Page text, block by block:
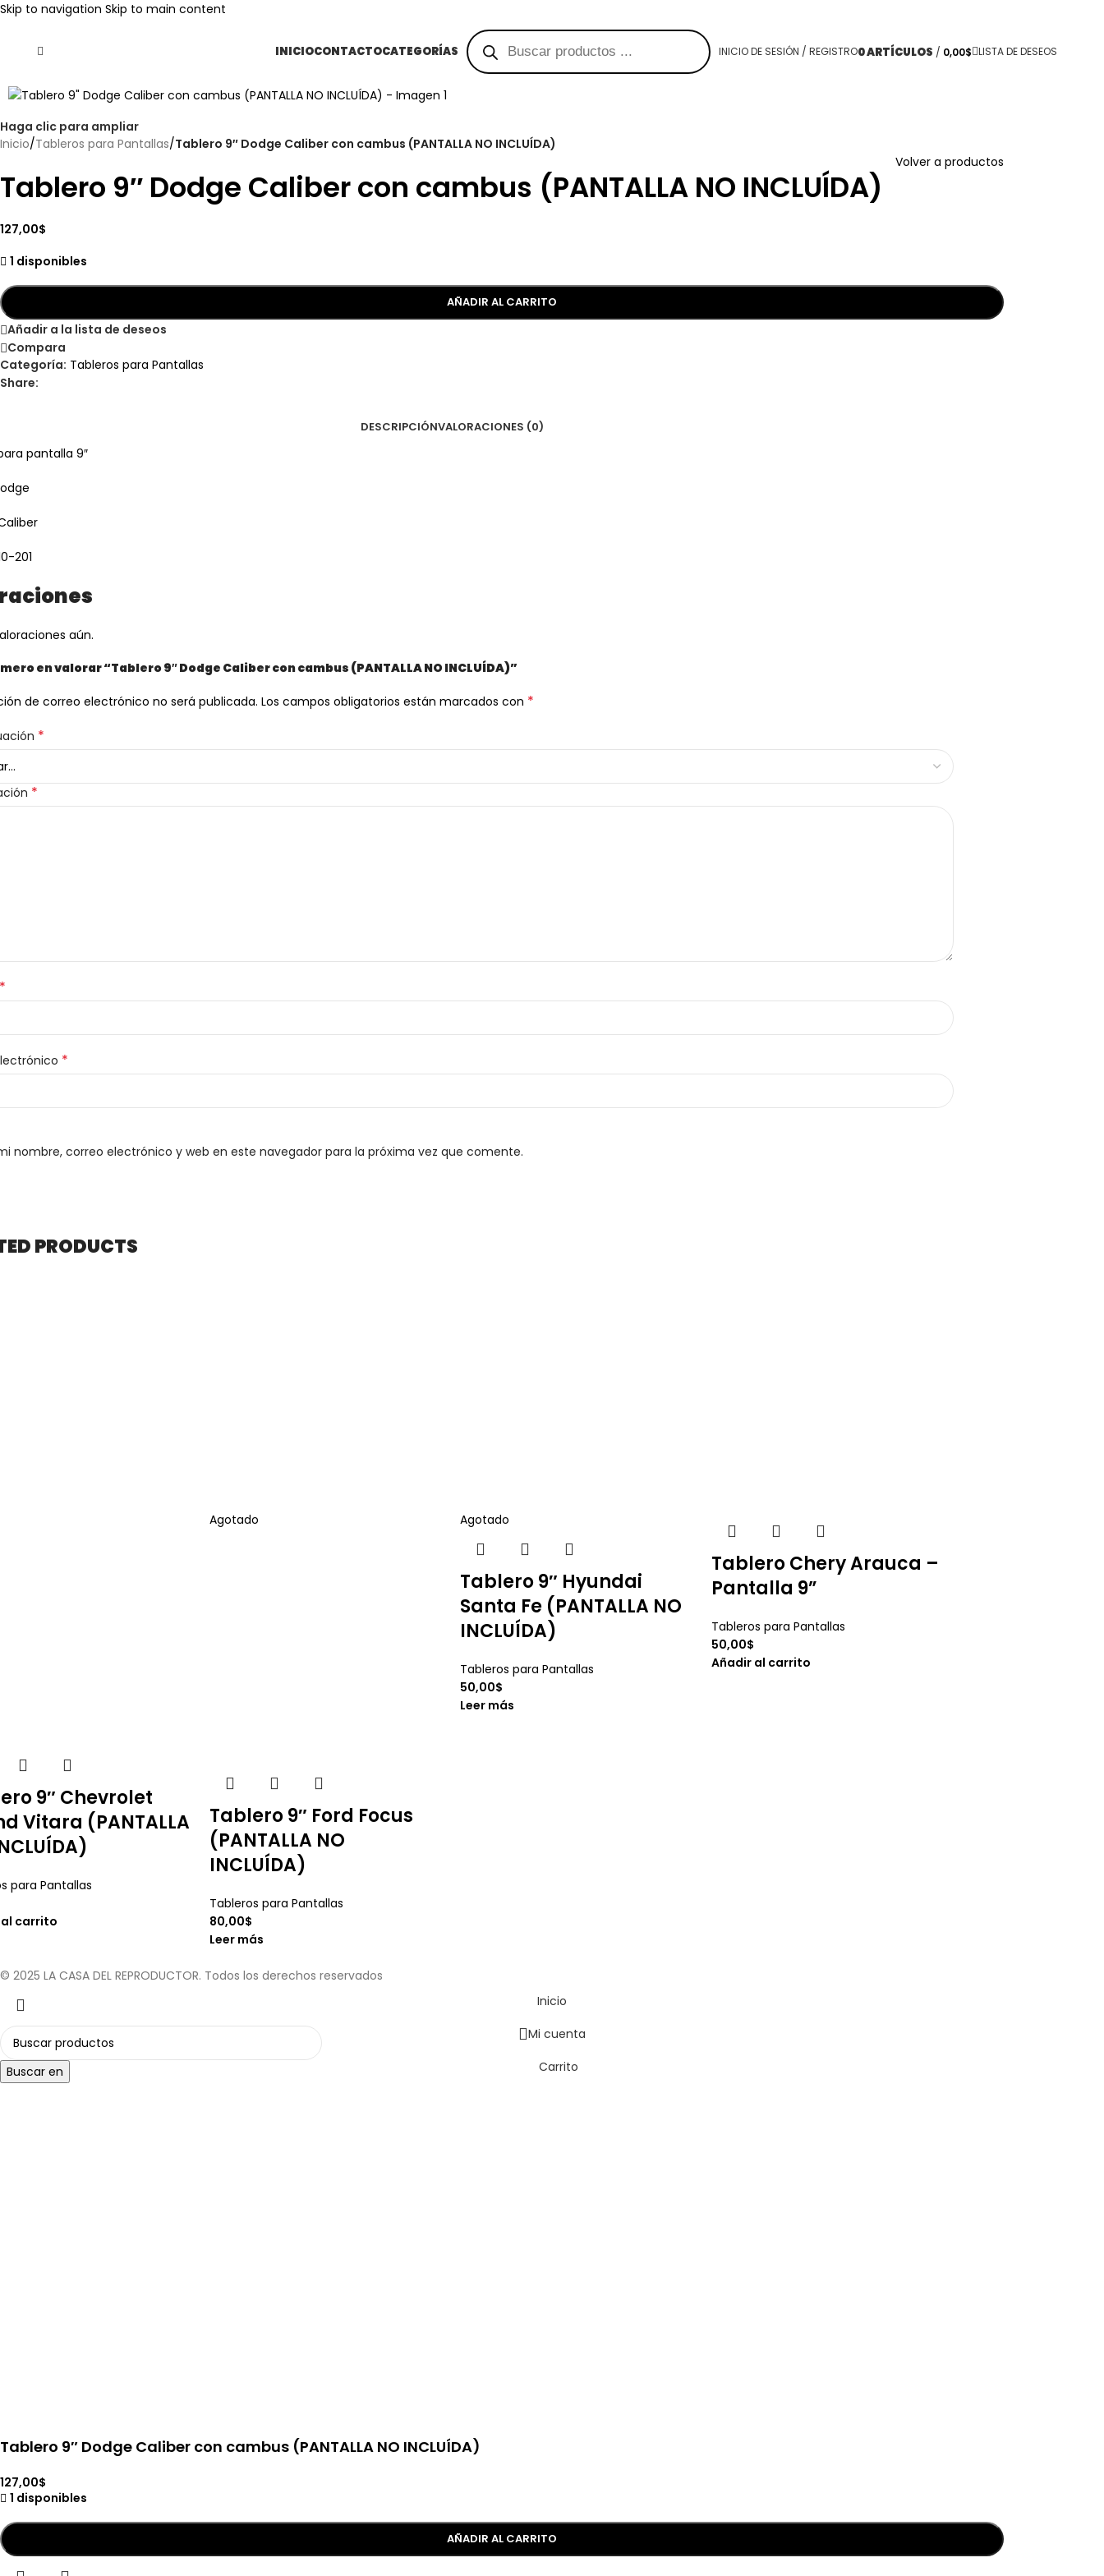
Skip to navigation Skip to main content
INICIOCONTACTOCATEGORÍAS INICIO DE SESIÓN / REGISTRO0ARTÍCULOS / 0,00$ LISTA DE DESEOS
Haga clic para ampliar
Inicio/Tableros para Pantallas/Tablero 9″ Dodge Caliber con cambus (PANTALLA NO INCLUÍDA)
Volver a productos
Tablero 9″ Dodge Caliber con cambus (PANTALLA NO INCLUÍDA)
127,00$
1 disponibles
AÑADIR AL CARRITO
Añadir a la lista de deseos
Compara
Categoría: Tableros para Pantallas
Share:
DESCRIPCIÓNVALORACIONES (0)
pantalla 9″
201
aún.
en valorar “Tablero 9″ Dodge Caliber con cambus (PANTALLA NO INCLUÍDA)”
de correo electrónico no será publicada. Los campos obligatorios están marcados con *
*
*
*
*
nombre, correo electrónico y web en este navegador para la próxima vez que comente.
PRODUCTS
9″ Chevrolet
Vitara (PANTALLA
para Pantallas
carrito
Agotado
Tablero 9″ Ford Focus
(PANTALLA NO
INCLUÍDA)
Tableros para Pantallas
80,00$
Leer más
Agotado
Tablero 9″ Hyundai
Santa Fe (PANTALLA NO
INCLUÍDA)
Tableros para Pantallas
50,00$
Leer más
Tablero Chery Arauca –
Pantalla 9”
Tableros para Pantallas
50,00$
Añadir al carrito
© 2025 LA CASA DEL REPRODUCTOR. Todos los derechos reservados
Buscar en
Inicio
Mi cuenta
Carrito
Tablero 9″ Dodge Caliber con cambus (PANTALLA NO INCLUÍDA)
127,00$
1 disponibles
AÑADIR AL CARRITO